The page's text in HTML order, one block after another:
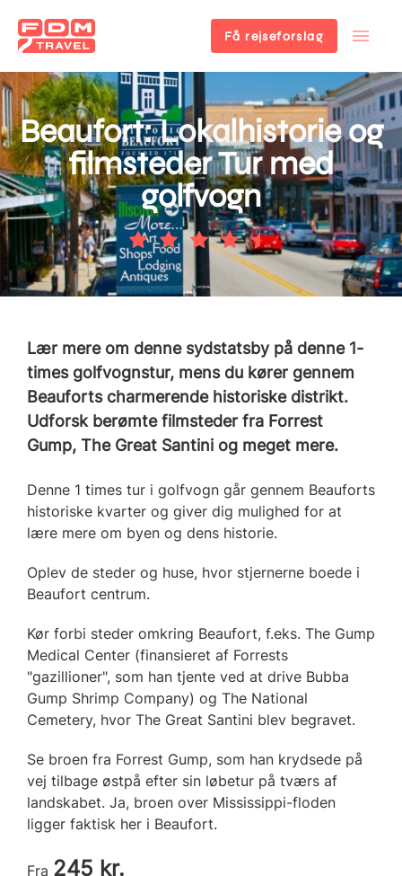
Gå
til
hovedindhold
Få rejseforslag
Beaufort: Lokalhistorie og
filmsteder Tur med
golfvogn
Lær mere om denne sydstatsby på denne 1-
times golfvognstur, mens du kører gennem
Beauforts charmerende historiske distrikt.
Udforsk berømte filmsteder fra Forrest
Gump, The Great Santini og meget mere.
Denne 1 times tur i golfvogn går gennem Beauforts
historiske kvarter og giver dig mulighed for at
lære mere om byen og dens historie.
Oplev de steder og huse, hvor stjernerne boede i
Beaufort centrum.
Kør forbi steder omkring Beaufort, f.eks. The Gump
Medical Center (finansieret af Forrests
"gazillioner", som han tjente ved at drive Bubba
Gump Shrimp Company) og The National
Cemetery, hvor The Great Santini blev begravet.
Se broen fra Forrest Gump, som han krydsede på
vej tilbage østpå efter sin løbetur på tværs af
landskabet. Ja, broen over Mississippi-floden
ligger faktisk her i Beaufort.
Fra 245 kr.